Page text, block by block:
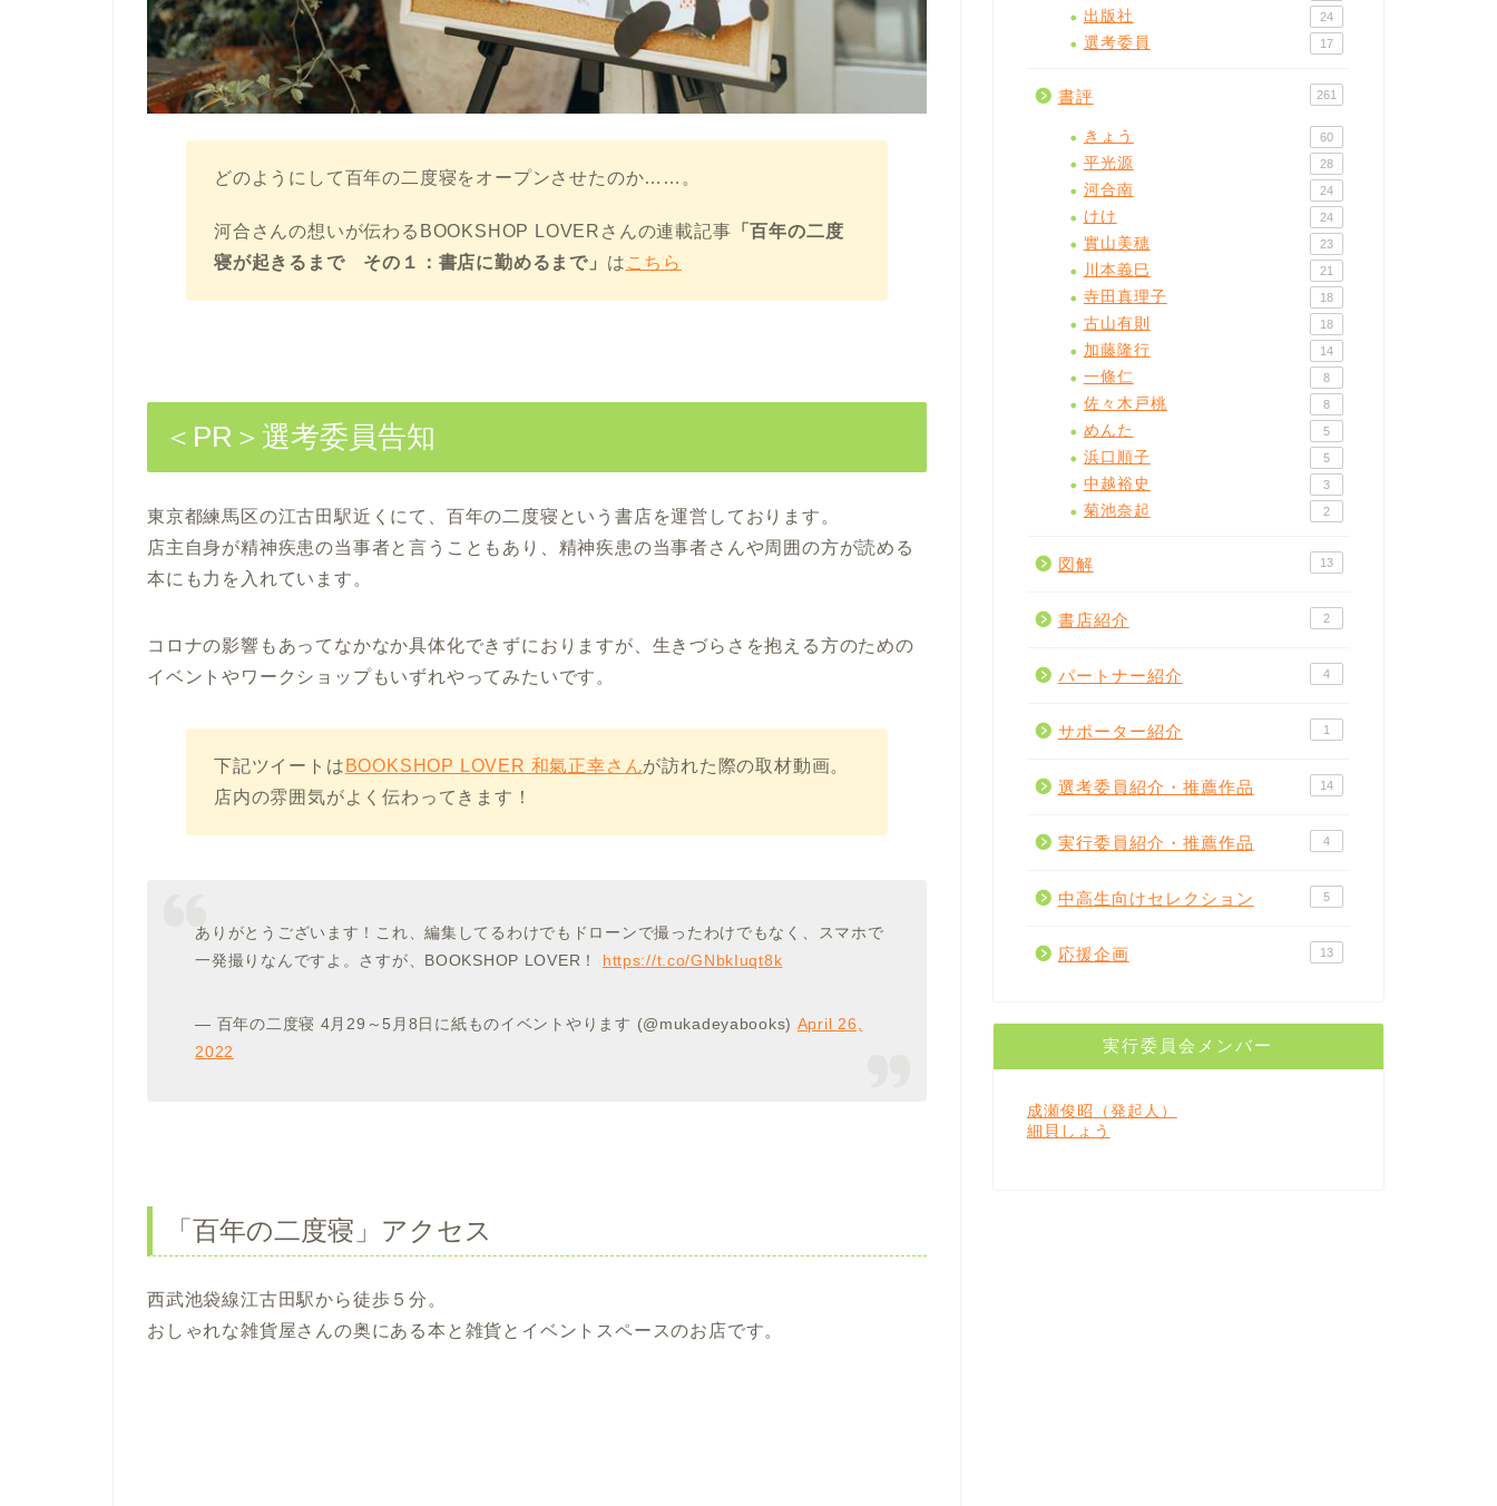
どのようにして百年の二度寝をオープンさせたのか……。
河合さんの想いが伝わるBOOKSHOP LOVERさんの連載記事 「百年の二度
寝が起きるまで その１：書店に勤めるまで」 は こちら
＜PR＞選考委員告知
東京都練馬区の江古田駅近くにて、百年の二度寝という書店を運営しております。
店主自身が精神疾患の当事者と言うこともあり、精神疾患の当事者さんや周囲の方が読める
本にも力を入れています。
コロナの影響もあってなかなか具体化できずにおりますが、生きづらさを抱える方のための
イベントやワークショップもいずれやってみたいです。
下記ツイートは BOOKSHOP LOVER 和氣正幸さんが訪れた際の取材動画。
店内の雰囲気がよく伝わってきます！
ありがとうございます！これ、編集してるわけでもドローンで撮ったわけでもなく、スマホで
一発撮りなんですよ。さすが、BOOKSHOP LOVER！ https://t.co/GNbkIuqt8k
— 百年の二度寝 4月29～5月8日に紙ものイベントやります (@mukadeyabooks) April 26,
2022
「百年の二度寝」アクセス
西武池袋線江古田駅から徒歩５分。
おしゃれな雑貨屋さんの奥にある本と雑貨とイベントスペースのお店です。
出版社 24
選考委員 17
書評 261
きょう 60
平光源 28
河合南 24
けけ 24
實山美穂 23
川本義巳 21
寺田真理子 18
古山有則 18
加藤隆行 14
一條仁 8
佐々木戸桃 8
めんた 5
浜口順子 5
中越裕史 3
菊池奈起 2
図解 13
書店紹介 2
パートナー紹介 4
サポーター紹介 1
選考委員紹介・推薦作品 14
実行委員紹介・推薦作品 4
中高生向けセレクション 5
応援企画 13
実行委員会メンバー
成瀬俊昭（発起人）
細貝しょう